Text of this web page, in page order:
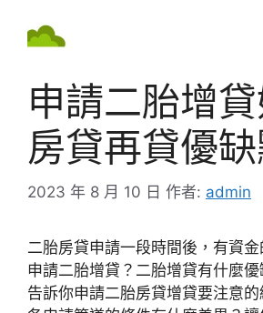
申請二胎增貸
房貸再貸優
2023 年 8 月 10 日 作者: admin
二胎房貸申請一段時間後，有資
申請二胎增貸？二胎增貸有什麼
告訴你申請二胎房貸增貸要注意